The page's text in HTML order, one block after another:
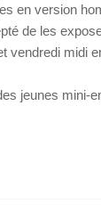
en version
de les
vendredi midi
jeunes mini-